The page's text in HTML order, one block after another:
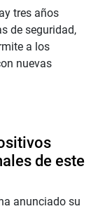
tres años
de seguridad,
a los
nuevas
de este
anunciado su